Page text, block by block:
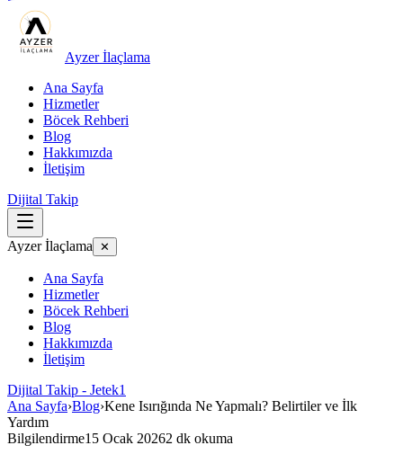
Ayzer İlaçlama
Ana Sayfa
Hizmetler
Böcek Rehberi
Blog
Hakkımızda
İletişim
Dijital Takip
Ayzer İlaçlama ✕
Ana Sayfa
Hizmetler
Böcek Rehberi
Blog
Hakkımızda
İletişim
Dijital Takip - Jetek1
Ana Sayfa›Blog›Kene Isırığında Ne Yapmalı? Belirtiler ve İlk
Yardım
Bilgilendirme15 Ocak 20262 dk okuma